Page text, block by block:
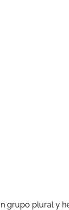
grupo plural y